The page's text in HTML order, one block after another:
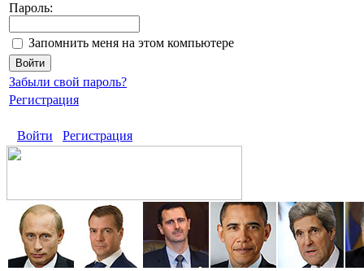
Пароль:
Запомнить меня на этом компьютере
Забыли свой пароль?
Регистрация
Войти Регистрация